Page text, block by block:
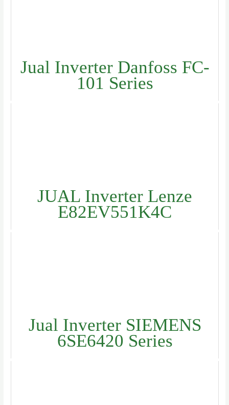
Jual Inverter Danfoss FC-
101 Series
JUAL Inverter Lenze
E82EV551K4C
Jual Inverter SIEMENS
6SE6420 Series